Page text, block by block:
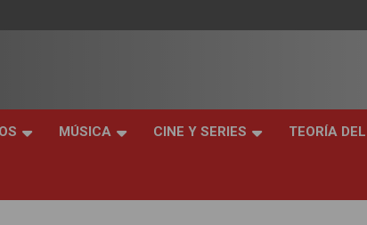
MÚSICA CINE Y SERIES TEORÍA